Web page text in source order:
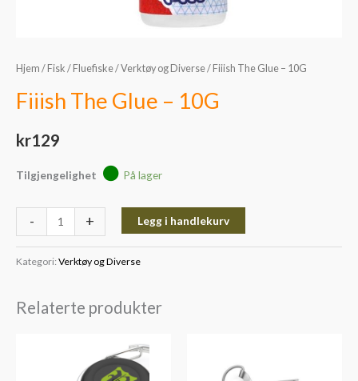
Hjem / Fisk / Fluefiske/Verktøy og Diverse/ Fiiish The Glue – 10G
Fiiish The Glue – 10G
kr129
Tilgjengelighet På lager
- + Legg i handlekurv
Kategori: Verktøy og Diverse
Relaterte produkter